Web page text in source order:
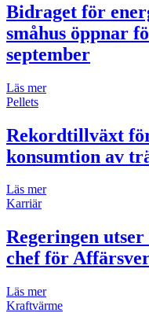
Bidraget för
småhus öppnar
september
Läs mer
Pellets
Rekordtillväxt
konsumtion av
Läs mer
Karriär
Regeringen
chef för
Läs mer
Kraftvärme